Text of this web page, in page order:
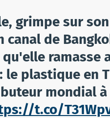
grimpe sur
canal de
ramasse
le plastique en
mondial à
t.co/